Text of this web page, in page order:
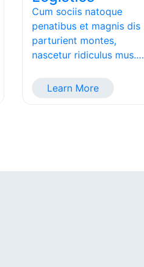
Cum sociis natoque
penatibus et magnis dis
parturient montes,
nascetur ridiculus mus.…
Learn More